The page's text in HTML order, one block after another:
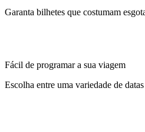
Garanta bilhetes que costumam
Fácil de programar a sua viagem
Escolha entre uma variedade de